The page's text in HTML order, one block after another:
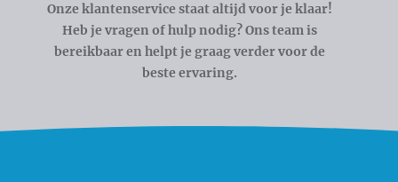
Onze klantenservice staat altijd voor je klaar!
Heb je vragen of hulp nodig? Ons team is
bereikbaar en helpt je graag verder voor de
beste ervaring.